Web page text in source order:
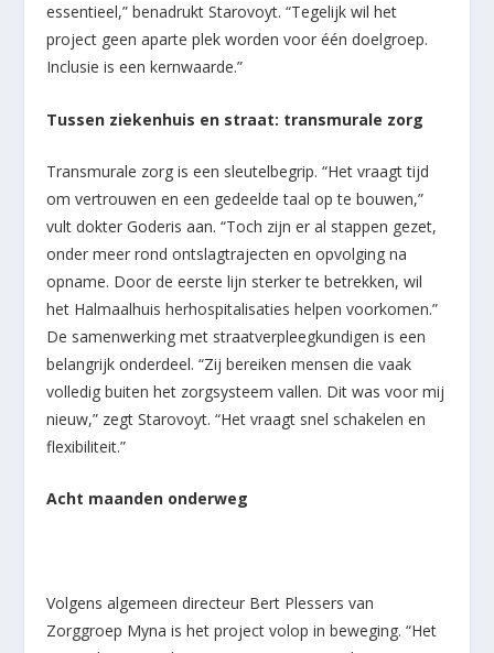
essentieel,” benadrukt Starovoyt. “Tegelijk wil het
project geen aparte plek worden voor één doelgroep.
Inclusie is een kernwaarde.”
Tussen ziekenhuis en straat: transmurale zorg
Transmurale zorg is een sleutelbegrip. “Het vraagt tijd
om vertrouwen en een gedeelde taal op te bouwen,”
vult dokter Goderis aan. “Toch zijn er al stappen gezet,
onder meer rond ontslagtrajecten en opvolging na
opname. Door de eerste lijn sterker te betrekken, wil
het Halmaalhuis herhospitalisaties helpen voorkomen.”
De samenwerking met straatverpleegkundigen is een
belangrijk onderdeel. “Zij bereiken mensen die vaak
volledig buiten het zorgsysteem vallen. Dit was voor mij
nieuw,” zegt Starovoyt. “Het vraagt snel schakelen en
flexibiliteit.”
Acht maanden onderweg
Volgens algemeen directeur Bert Plessers van
Zorggroep Myna is het project volop in beweging. “Het